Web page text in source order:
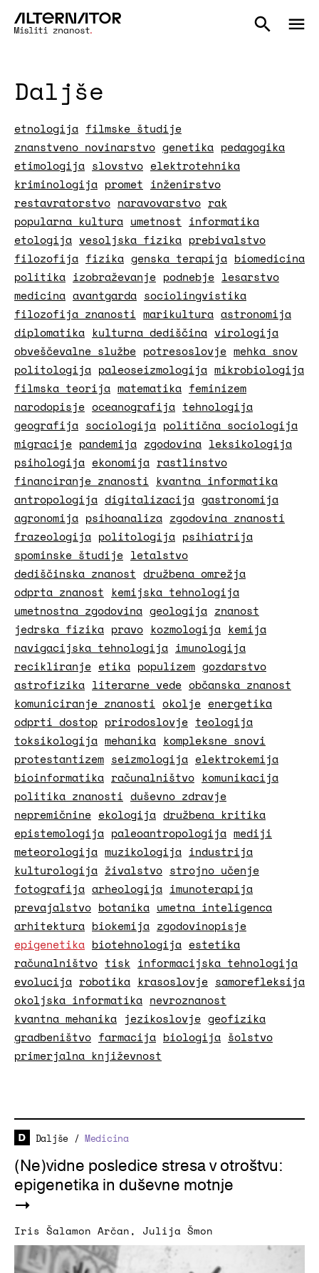
Daljše
etnologija filmske študije
znanstveno novinarstvo genetika pedagogika
etimologija slovstvo elektrotehnika
kriminologija promet inženirstvo
restavratorstvo naravovarstvo rak
popularna kultura umetnost informatika
etologija vesoljska fizika prebivalstvo
filozofija fizika genska terapija biomedicina
politika izobraževanje podnebje lesarstvo
medicina avantgarda sociolingvistika
filozofija znanosti marikultura astronomija
diplomatika kulturna dediščina virologija
obveščevalne službe potresoslovje mehka snov
politologija paleoseizmologija mikrobiologija
filmska teorija matematika feminizem
narodopisje oceanografija tehnologija
geografija sociologija politična sociologija
migracije pandemija zgodovina leksikologija
psihologija ekonomija rastlinstvo
financiranje znanosti kvantna informatika
antropologija digitalizacija gastronomija
agronomija psihoanaliza zgodovina znanosti
frazeologija politologija psihiatrija
spominske študije letalstvo
dediščinska znanost družbena omrežja
odprta znanost kemijska tehnologija
umetnostna zgodovina geologija znanost
jedrska fizika pravo kozmologija kemija
navigacijska tehnologija imunologija
recikliranje etika populizem gozdarstvo
astrofizika literarne vede občanska znanost
komuniciranje znanosti okolje energetika
odprti dostop prirodoslovje teologija
toksikologija mehanika kompleksne snovi
protestantizem seizmologija elektrokemija
bioinformatika računalništvo komunikacija
politika znanosti duševno zdravje
nepremičnine ekologija družbena kritika
epistemologija paleoantropologija mediji
meteorologija muzikologija industrija
kulturologija živalstvo strojno učenje
fotografija arheologija imunoterapija
prevajalstvo botanika umetna inteligenca
arhitektura biokemija zgodovinopisje
epigenetika biotehnologija estetika
računalništvo tisk informacijska tehnologija
evolucija robotika krasoslovje samorefleksija
okoljska informatika nevroznanost
kvantna mehanika jezikoslovje geofizika
gradbeništvo farmacija biologija šolstvo
primerjalna književnost
Daljše /Medicina
(Ne)vidne posledice stresa v otroštvu:
epigenetika in duševne motnje
Iris Šalamon Arčan, Julija Šmon